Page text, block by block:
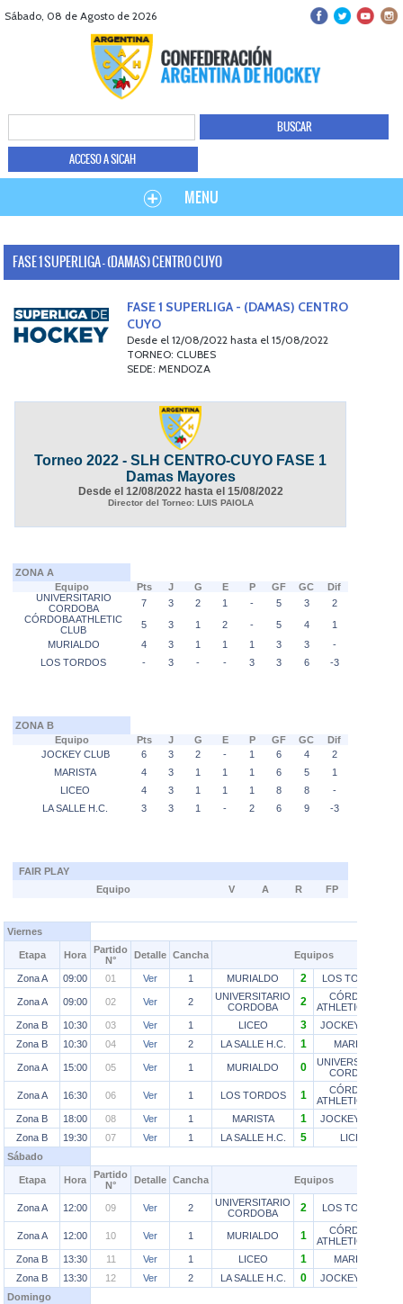
Sábado, 08 de Agosto de 2026
ACCESO A SICAH
MENU
FASE 1 SUPERLIGA - (DAMAS) CENTRO CUYO
FASE 1 SUPERLIGA - (DAMAS) CENTRO
CUYO
Desde el 12/08/2022 hasta el 15/08/2022
TORNEO: CLUBES
SEDE: MENDOZA